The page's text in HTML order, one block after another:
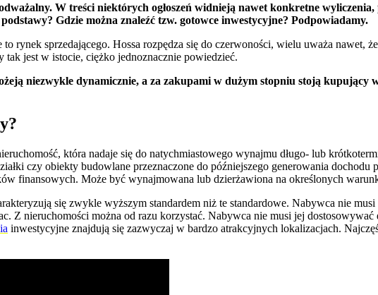
W treści niektórych ogłoszeń widnieją nawet konkretne
Gdzie można znaleźć tzw. gotowce inwestycyjne? Podpowiadamy.
rynek sprzedającego. Hossa rozpędza się do czerwoności, wielu uważa nawet,
tak jest w istocie, ciężko jednoznacznie powiedzieć.
niezwykle dynamicznie, a za zakupami w dużym stopniu stoją kupujący
która nadaje się do natychmiastowego wynajmu długo- lub
czy obiekty budowlane przeznaczone do późniejszego generowania
finansowych. Może być wynajmowana lub dzierżawiona na określonych
się zwykle wyższym standardem niż te standardowe. Nabywca nie
Z nieruchomości można od razu korzystać. Nabywca nie musi jej
inwestycyjne znajdują się zazwyczaj w bardzo atrakcyjnych lokalizacjach.